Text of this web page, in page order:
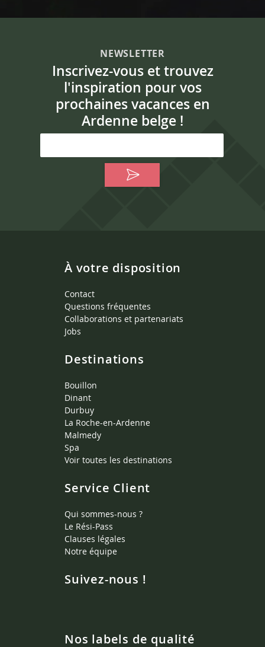
NEWSLETTER
Inscrivez-vous et trouvez
l'inspiration pour vos
prochaines vacances en
Ardenne belge !
À votre disposition
Contact
Questions fréquentes
Collaborations et partenariats
Jobs
Destinations
Bouillon
Dinant
Durbuy
La Roche-en-Ardenne
Malmedy
Spa
Voir toutes les destinations
Service Client
Qui sommes-nous ?
Le Rési-Pass
Clauses légales
Notre équipe
Suivez-nous !
Nos labels de qualité